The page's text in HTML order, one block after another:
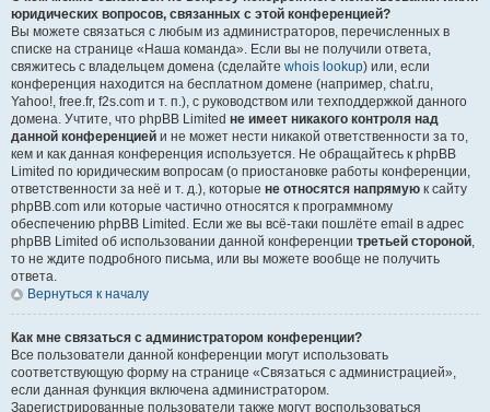
юридических вопросов, связанных с этой конференцией?
Вы можете связаться с любым из администраторов, перечисленных в
списке на странице «Наша команда». Если вы не получили ответа,
свяжитесь с владельцем домена (сделайте whois lookup) или, если
конференция находится на бесплатном домене (например, chat.ru,
Yahoo!, free.fr, f2s.com и т. п.), с руководством или техподдержкой данного
домена. Учтите, что phpBB Limited не имеет никакого контроля над
данной конференцией и не может нести никакой ответственности за то,
кем и как данная конференция используется. Не обращайтесь к phpBB
Limited по юридическим вопросам (о приостановке работы конференции,
ответственности за неё и т. д.), которые не относятся напрямую к сайту
phpBB.com или которые частично относятся к программному
обеспечению phpBB Limited. Если же вы всё-таки пошлёте email в адрес
phpBB Limited об использовании данной конференции третьей стороной,
то не ждите подробного письма, или вы можете вообще не получить
ответа.
Вернуться к началу
Как мне связаться с администратором конференции?
Все пользователи данной конференции могут использовать
соответствующую форму на странице «Связаться с администрацией»,
если данная функция включена администратором.
Зарегистрированные пользователи также могут воспользоваться